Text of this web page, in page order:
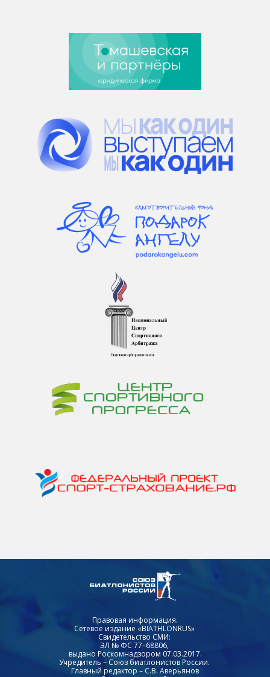
Правовая информация.
Сетевое издание «BIATHLONRUS»
Свидетельство СМИ:
ЭЛ № ФС 77–68806,
выдано Роскомнадзором 07.03.2017.
Учредитель – Союз биатлонистов России.
Главный редактор – С.В. Аверьянов